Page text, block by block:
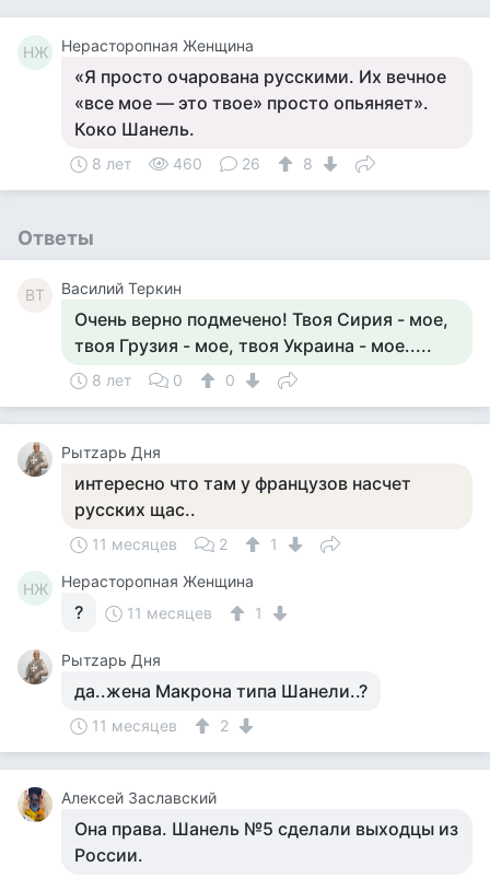
НЖ Нерасторопная Женщина
«Я просто очарована русскими. Их вечное
«все мое — это твое» просто опьяняет».
Коко Шанель.
8 лет 460 26 8
Ответы
ВТ Василий Теркин
Очень верно подмечено! Твоя Сирия - мое,
твоя Грузия - мое, твоя Украина - мое.....
8 лет 0 0
Рытzарь Дня
интересно что там у французов насчет
русских щас..
11 месяцев 2 1
НЖ Нерасторопная Женщина
? 11 месяцев 1
Рытzарь Дня
да..жена Макрона типа Шанели..?
11 месяцев 2
Алексей Заславский
Она права. Шанель №5 сделали выходцы из
России.